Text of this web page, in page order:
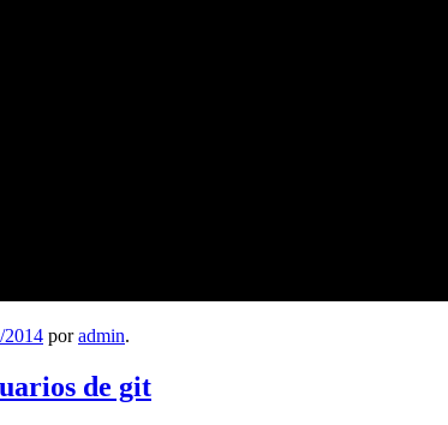
2014 poradmin.
de git